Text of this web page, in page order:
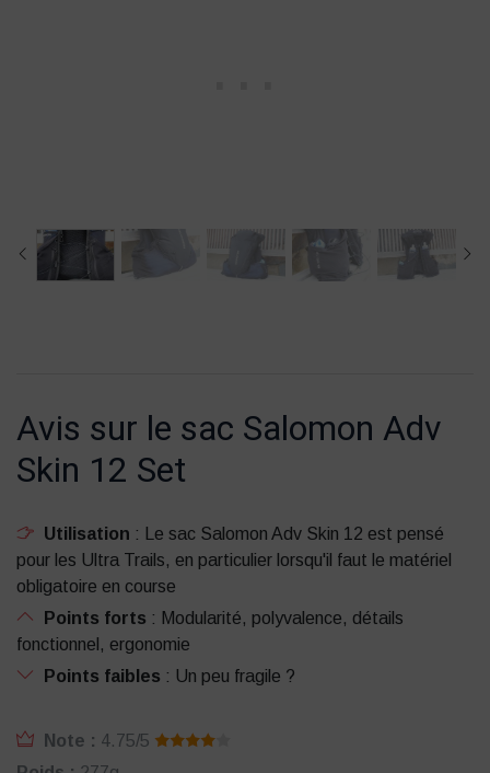
Avis sur le sac Salomon Adv
Skin 12 Set
Utilisation : Le sac Salomon Adv Skin 12 est pensé
pour les Ultra Trails, en particulier lorsqu'il faut le matériel
obligatoire en course
Points forts : Modularité, polyvalence, détails
fonctionnel, ergonomie
Points faibles : Un peu fragile ?
Note : 4.75/5